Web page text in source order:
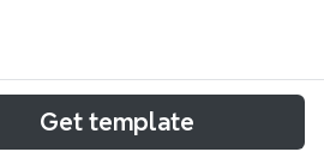
Tell by Dan Roam》範本整理自
的核心簡報方法論，旨在幫助
Get template